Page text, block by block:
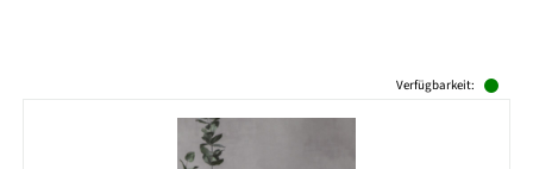
Verfügbarkeit: